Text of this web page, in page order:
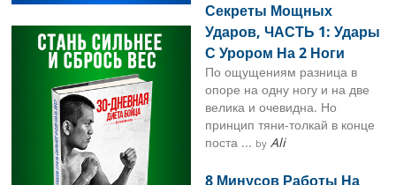
Секреты Мощных
Ударов, ЧАСТЬ 1: Удары
С Урором На 2 Ноги
По ощущениям разница в
опоре на одну ногу и на две
велика и очевидна. Но
принцип тяни-толкай в конце
поста ... by Ali
8 Минусов Работы На